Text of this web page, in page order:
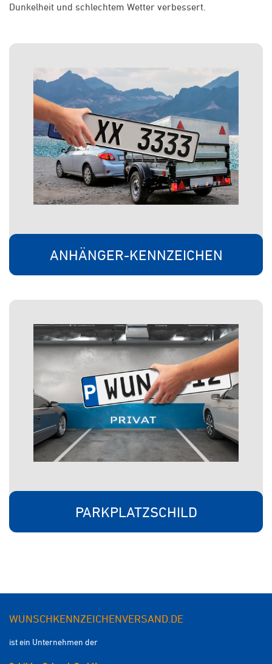
Dunkelheit und schlechtem Wetter verbessert.
ANHÄNGER-KENNZEICHEN
PARKPLATZSCHILD
WUNSCHKENNZEICHENVERSAND.DE
ist ein Unternehmen der